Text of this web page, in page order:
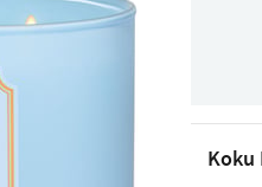
Koku